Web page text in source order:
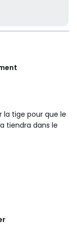
la tige pour que le
tiendra dans le